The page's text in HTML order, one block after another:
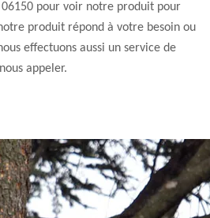
06150 pour voir notre produit pour
produit répond à votre besoin ou
effectuons aussi un service de
appeler.